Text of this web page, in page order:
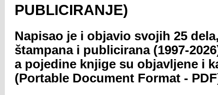
PUBLICIRANJE)
Napisao je i objavio svojih 25
štampana i publicirana (1997-
a pojedine knjige su objavljene i
(Portable Document Format -